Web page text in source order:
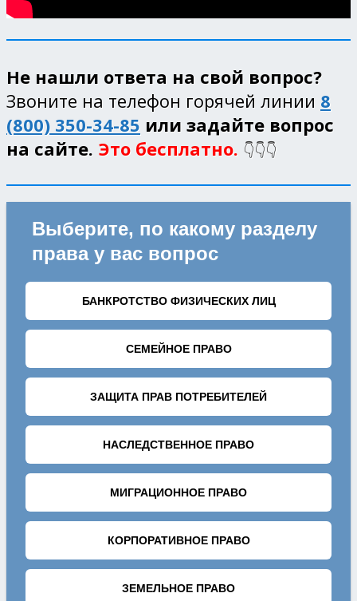
Не нашли ответа на свой вопрос?
Звоните на телефон горячей линии 8
(800) 350-34-85 или задайте вопрос
на сайте. Это бесплатно. 👇👇👇